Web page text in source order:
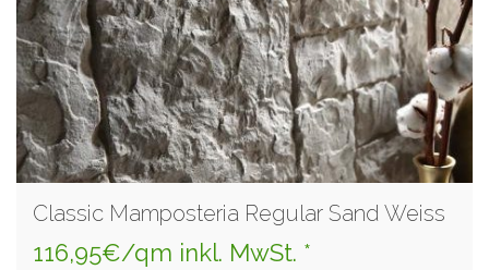
Classic Mamposteria Regular Sand Weiss
116,95€/qm inkl. MwSt. *